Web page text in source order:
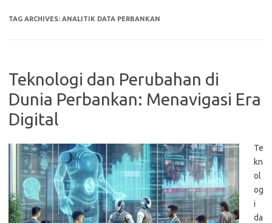
TAG ARCHIVES: ANALITIK DATA PERBANKAN
Teknologi dan Perubahan di
Dunia Perbankan: Menavigasi Era
Digital
Te
kn
ol
og
i
da